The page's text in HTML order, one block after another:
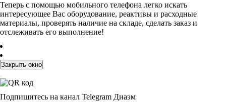
Теперь с помощью мобильного телефона легко искать
интересующее Вас оборудование, реактивы и расходные
материалы, проверять наличие на складе, сделать заказ и
отслеживать его выполнение!
Закрыть окно
Подпишитесь на канал Telegram Диаэм